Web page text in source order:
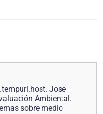
Jose
Ambiental.
sobre medio